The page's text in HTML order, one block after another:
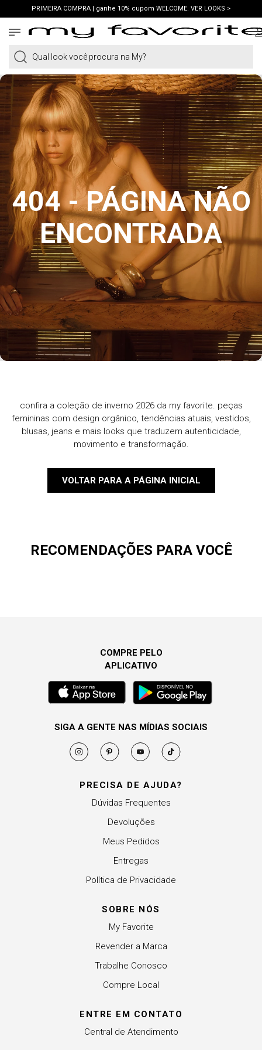
PRIMEIRA COMPRA | ganhe 10% cupom WELCOME. VER LOOKS >
FRETE GRÁTIS | em compras a partir de R$419. AMEI >
Qual look você procura na My?
404 - PÁGINA NÃO
ENCONTRADA
confira a coleção de inverno 2026 da my favorite. peças
femininas com design orgânico, tendências atuais, vestidos,
blusas, jeans e mais looks que traduzem autenticidade,
movimento e transformação.
VOLTAR PARA A PÁGINA INICIAL
RECOMENDAÇÕES PARA VOCÊ
PRECISA DE AJUDA?
Dúvidas Frequentes
Devoluções
Meus Pedidos
Entregas
Política de Privacidade
SOBRE NÓS
My Favorite
Revender a Marca
Trabalhe Conosco
Compre Local
ENTRE EM CONTATO
Central de Atendimento
COMPRE PELO
APLICATIVO
SIGA A GENTE NAS MÍDIAS SOCIAIS